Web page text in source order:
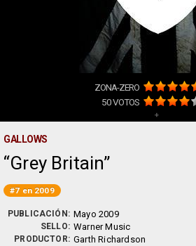
ZONA-ZERO
50VOTOS
+
GALLOWS
Grey Britain
#7 en 2009
PUBLICACIÓN: Mayo 2009
SELLO: Warner Music
PRODUCTOR: Garth Richardson